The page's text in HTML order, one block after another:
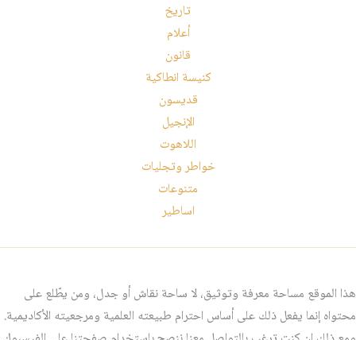
تاريخ
أعلام
قانون
كنيسة انطاكية
قديسون
الإنجيل
اللاهوت
خواطر وتجليات
متنوعات
اساطير
هذا الموقع مساحة معرفة وتوثيق، لا ساحة نقاش أو جدل، ومن يطّلع على
محتواه إنما يفعل ذلك على أساس احترام طبيعته العلمية ومرجعيته الأكاديمية.